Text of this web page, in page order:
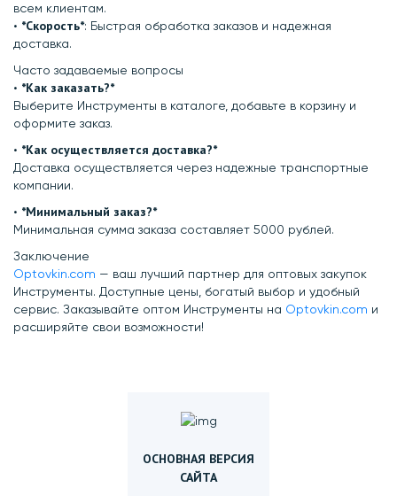
всем клиентам.
•⁠ ⁠ *Скорость*: Быстрая обработка заказов и надежная
доставка.
Часто задаваемые вопросы
•⁠ ⁠*Как заказать?*
Выберите Инструменты в каталоге, добавьте в корзину и
оформите заказ.
•⁠ ⁠ *Как осуществляется доставка?*
Доставка осуществляется через надежные транспортные
компании.
•⁠ ⁠ *Минимальный заказ?*
Минимальная сумма заказа составляет 5000 рублей.
Заключение
Optovkin.com — ваш лучший партнер для оптовых закупок
Инструменты. Доступные цены, богатый выбор и удобный
сервис. Заказывайте оптом Инструменты на Optovkin.com и
расширяйте свои возможности!
ОСНОВНАЯ ВЕРСИЯ
САЙТА